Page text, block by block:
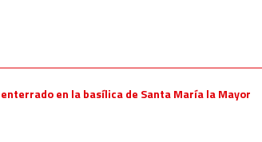
en la basílica de Santa María la Mayor